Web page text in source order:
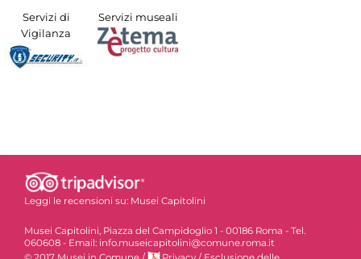
Servizi di
Vigilanza
Servizi museali
Leggi le recensioni su: Musei Capitolini
Musei Capitolini, Piazza del Campidoglio 1 - 00186 Roma - Tel.
060608 - Email: info.museicapitolini@comune.roma.it